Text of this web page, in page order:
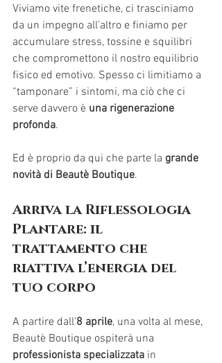
Viviamo vite frenetiche, ci trasciniamo
da un impegno all’altro e finiamo per
accumulare stress, tossine e squilibri
che compromettono il nostro equilibrio
fisico ed emotivo. Spesso ci limitiamo a
“tamponare” i sintomi, ma ciò che ci
serve davvero è una rigenerazione
profonda.
Ed è proprio da qui che parte la grande
novità di Beautè Boutique.
Arriva la Riflessologia
Plantare: il
trattamento che
riattiva l’energia del
tuo corpo
A partire dall’8 aprile, una volta al mese,
Beautè Boutique ospiterà una
professionista specializzata in